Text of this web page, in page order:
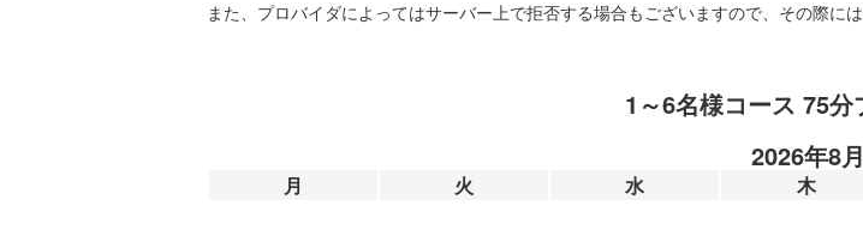
また、プロバイダによってはサーバー上で拒否する場合もございますので、その際に
1～6名様コース 75分
2026年8月
月 火 水 木